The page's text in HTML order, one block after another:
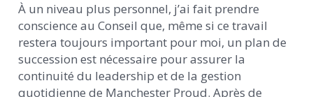
À un niveau plus personnel, j’ai fait prendre
conscience au Conseil que, même si ce travail
restera toujours important pour moi, un plan de
succession est nécessaire pour assurer la
continuité du leadership et de la gestion
quotidienne de Manchester Proud. Après de